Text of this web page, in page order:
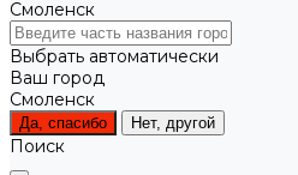
Смоленск
Выбрать автоматически
Ваш город
Смоленск
Да, спасибо Нет, другой
Поиск